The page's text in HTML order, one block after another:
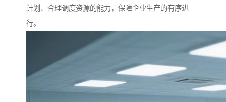
计划、合理调度资源的能力，保障企业生产的有序进
行。​